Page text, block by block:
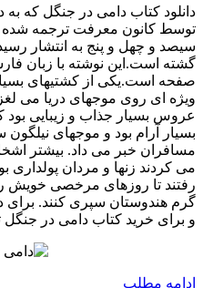
دانلود کتاب دامی در جنگل که
توسط کانون معرفت ترجمه شده
سیصد و چهل و پنج به انتشار
گشته است.این نوشته با زبان
صفحه است.یکی از کشتیهای
ویژه ای روی موجهای دریا می
عروس بسیار جذاب و زیبایی بود
بسیار آرام بود و موجهای
مسافران خبر می داد. بیشتر
می کردند زنها و مردان
رفتند تا روزهای مرخصی خویش
گرم هندوستان سپری کنند. برای
و برای خرید کتاب دامی در جنگل
ادامه مطلب